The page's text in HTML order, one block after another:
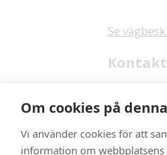
Om cookies på
Vi använder cookies för att
information om webbplatsens
Se
Gilla